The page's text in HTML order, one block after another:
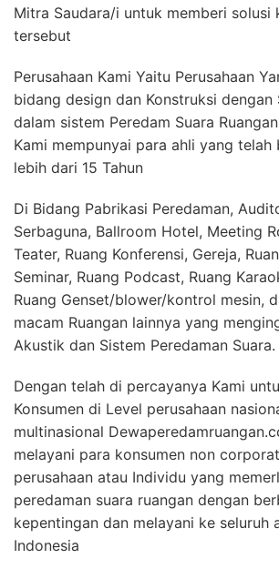
Mitra Saudara/i untuk memberi solusi
tersebut
Perusahaan Kami Yaitu Perusahaan
bidang design dan Konstruksi dengan
dalam sistem Peredam Suara
Kami mempunyai para ahli yang telah
lebih dari 15 Tahun
Di Bidang Pabrikasi Peredaman,
Serbaguna, Ballroom Hotel, Meeting
Teater, Ruang Konferensi, Gereja,
Seminar, Ruang Podcast, Ruang
Ruang Genset/blower/kontrol mesin,
macam Ruangan lainnya yang
Akustik dan Sistem Peredaman Suara.
Dengan telah di percayanya Kami
Konsumen di Level perusahaan
multinasional
melayani para konsumen non
perusahaan atau Individu yang
peredaman suara ruangan dengan
kepentingan dan melayani ke seluruh
Indonesia